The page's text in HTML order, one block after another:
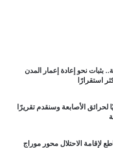
بثبات نحو إعادة إعمار المدن
استقرارًا
لحرائق الأصابعة وسنقدم تقريرًا
لإقامة الاحتلال محور موراج